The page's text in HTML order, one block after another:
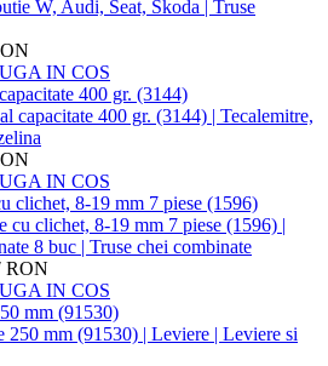
IN COS
400 gr. (3144)
IN COS
clichet, 8-19 mm 7 piese (1596)
RON
IN COS
mm (91530)